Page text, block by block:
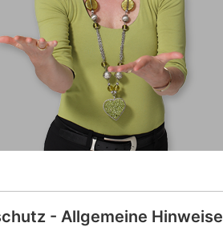
- Allgemeine Hinweise